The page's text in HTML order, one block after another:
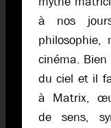
à nos
philosophie,
cinéma. Bien
du ciel et il
à Matrix,
de sens,